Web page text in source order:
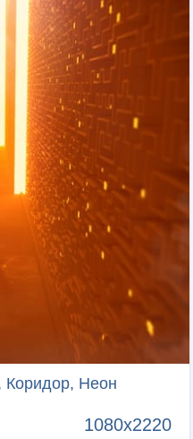
Коридор, Неон
1080x2220